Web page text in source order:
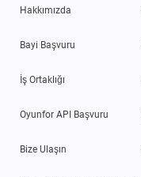
Hakkımızda
Bayi Başvuru
İş Ortaklığı
Oyunfor API Başvuru
Bize Ulaşın